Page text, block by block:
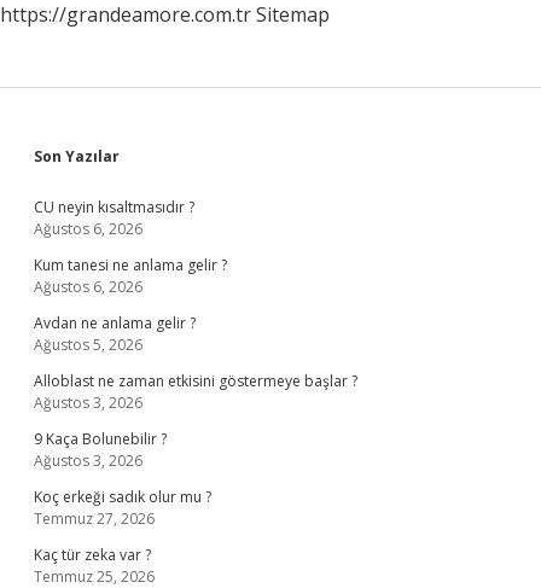
https://grandeamore.com.trSitemap
Sidebar
Son Yazılar
CU neyin kısaltmasıdır ?
Ağustos 6, 2026
Kum tanesi ne anlama gelir ?
Ağustos 6, 2026
Avdan ne anlama gelir ?
Ağustos 5, 2026
Alloblast ne zaman etkisini göstermeye başlar ?
Ağustos 3, 2026
9 Kaça Bolunebilir ?
Ağustos 3, 2026
Koç erkeği sadık olur mu ?
Temmuz 27, 2026
Kaç tür zeka var ?
Temmuz 25, 2026